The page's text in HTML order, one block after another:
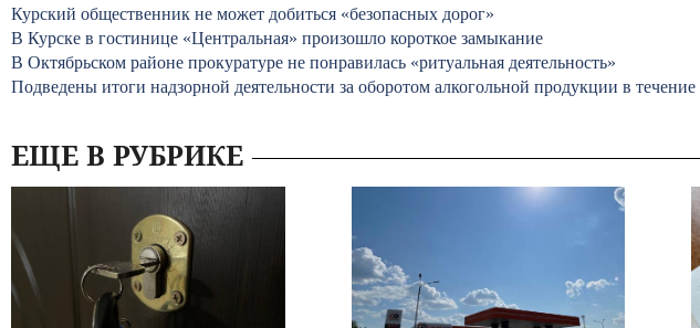
Курский общественник не может добиться «безопасных дорог»
В Курске в гостинице «Центральная» произошло короткое замыкание
В Октябрьском районе прокуратуре не понравилась «ритуальная деятельность»
Подведены итоги надзорной деятельности за оборотом алкогольной продукции в течение
ЕЩЕ В РУБРИКЕ